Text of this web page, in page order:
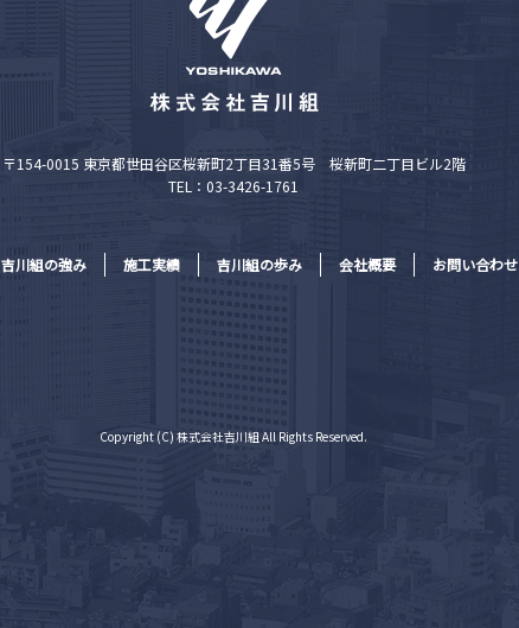
吉川組の強み 施工実績 吉川組の歩み 会社概要 お問い合わせ
〒154-0015 東京都世田谷区桜新町2丁目31番5号 桜新町二丁目ビル2階
TEL：03-3426-1761
Copyright (C) 株式会社吉川組 All Rights Reserved.